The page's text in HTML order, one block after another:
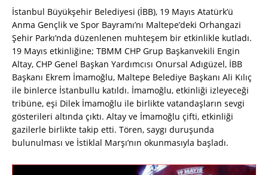
İstanbul Büyükşehir Belediyesi (İBB), 19 Mayıs Atatürk’ü
Anma Gençlik ve Spor Bayramı’nı Maltepe’deki Orhangazi
Şehir Parkı’nda düzenlenen muhteşem bir etkinlikle kutladı.
19 Mayıs etkinliğine; TBMM CHP Grup Başkanvekili Engin
Altay, CHP Genel Başkan Yardımcısı Onursal Adıgüzel, İBB
Başkanı Ekrem İmamoğlu, Maltepe Belediye Başkanı Ali Kılıç
ile binlerce İstanbullu katıldı. İmamoğlu, etkinliği izleyeceği
tribüne, eşi Dilek İmamoğlu ile birlikte vatandaşların sevgi
gösterileri altında çıktı. Altay ve İmamoğlu çifti, etkinliği
gazilerle birlikte takip etti. Tören, saygı duruşunda
bulunulması ve İstiklal Marşı’nın okunmasıyla başladı.